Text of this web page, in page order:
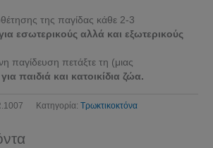
της παγίδας κάθε 2-3
εσωτερικούς αλλά και εξωτερικούς
παγίδευση πετάξτε τη (μιας
παιδιά και κατοικίδια ζώα.
Κατηγορία:Τρωκτικοκτόνα